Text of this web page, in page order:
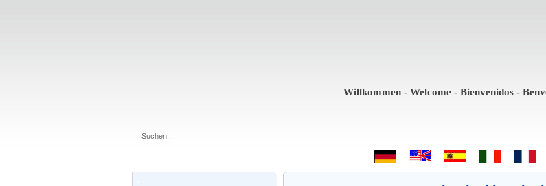
Willkommen - Welcome - Bienvenidos -